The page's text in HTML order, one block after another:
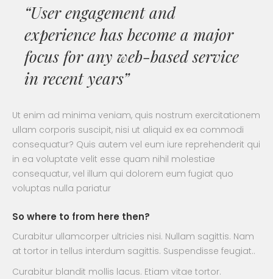
“User engagement and
experience has become a major
focus for any web-based service
in recent years”
Ut enim ad minima veniam, quis nostrum exercitationem
ullam corporis suscipit, nisi ut aliquid ex ea commodi
consequatur? Quis autem vel eum iure reprehenderit qui
in ea voluptate velit esse quam nihil molestiae
consequatur, vel illum qui dolorem eum fugiat quo
voluptas nulla pariatur
So where to from here then?
Curabitur ullamcorper ultricies nisi. Nullam sagittis. Nam
at tortor in tellus interdum sagittis. Suspendisse feugiat..
Curabitur blandit mollis lacus. Etiam vitae tortor.